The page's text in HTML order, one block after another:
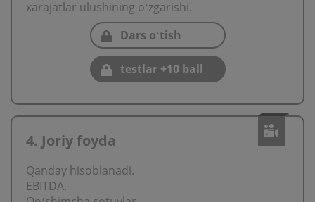
хarajatlar ulushining oʻzgarishi.
Dars oʻtish
testlar +10 ball
4. Joriy foyda
Qanday hisoblanadi.
EBITDA.